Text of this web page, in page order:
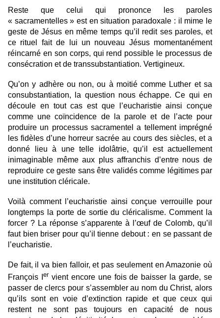
Reste que celui qui prononce les paroles
« sacramentelles » est en situation paradoxale : il mime le
geste de Jésus en même temps qu’il redit ses paroles, et
ce rituel fait de lui un nouveau Jésus momentanément
réincarné en son corps, qui rend possible le processus de
consécration et de transsubstantiation. Vertigineux.
Qu’on y adhère ou non, ou à moitié comme Luther et sa
consubstantiation, la question nous échappe. Ce qui en
découle en tout cas est que l’eucharistie ainsi conçue
comme une coïncidence de la parole et de l’acte pour
produire un processus sacramentel a tellement imprégné
les fidèles d’une horreur sacrée au cours des siècles, et a
donné lieu à une telle idolâtrie, qu’il est actuellement
inimaginable même aux plus affranchis d’entre nous de
reproduire ce geste sans être validés comme légitimes par
une institution cléricale.
Voilà comment l’eucharistie ainsi conçue verrouille pour
longtemps la porte de sortie du cléricalisme. Comment la
forcer ? La réponse s’apparente à l’œuf de Colomb, qu’il
faut bien briser pour qu’il tienne debout : en se passant de
l’eucharistie.
De fait, il va bien falloir, et pas seulement en Amazonie où
François I er vient encore une fois de baisser la garde, se
passer de clercs pour s’assembler au nom du Christ, alors
qu’ils sont en voie d’extinction rapide et que ceux qui
restent ne sont pas toujours en capacité de nous